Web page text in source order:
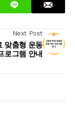
Next Post
맞춤형 운동
로그램 안내